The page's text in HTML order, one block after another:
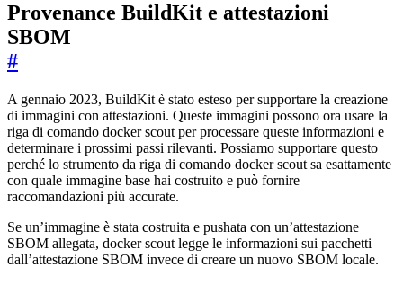
Provenance BuildKit e attestazioni
SBOM
#
A gennaio 2023, BuildKit è stato esteso per supportare la creazione
di immagini con attestazioni. Queste immagini possono ora usare la
riga di comando docker scout per processare queste informazioni e
determinare i prossimi passi rilevanti. Possiamo supportare questo
perché lo strumento da riga di comando docker scout sa esattamente
con quale immagine base hai costruito e può fornire
raccomandazioni più accurate.
Se un’immagine è stata costruita e pushata con un’attestazione
SBOM allegata, docker scout legge le informazioni sui pacchetti
dall’attestazione SBOM invece di creare un nuovo SBOM locale.